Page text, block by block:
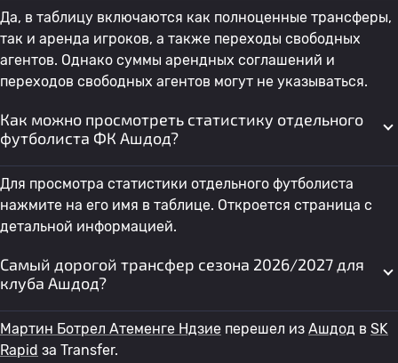
Да, в таблицу включаются как полноценные трансферы,
так и аренда игроков, а также переходы свободных
агентов. Однако суммы арендных соглашений и
переходов свободных агентов могут не указываться.
Как можно просмотреть статистику отдельного
футболиста ФК Ашдод?
Для просмотра статистики отдельного футболиста
нажмите на его имя в таблице. Откроется страница с
детальной информацией.
Самый дорогой трансфер сезона 2026/2027 для
клуба Ашдод?
Мартин Ботрел Атеменге Ндзие перешел из Ашдод в SK
Rapid за Transfer.